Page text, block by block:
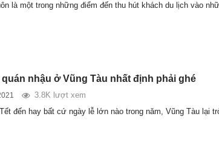
là một trong những điểm đến thu hút khách du lịch vào
quán nhậu ở Vũng Tàu nhất định phải ghé
3.8K lượt xem
đến hay bất cứ ngày lễ lớn nào trong năm, Vũng Tàu lại